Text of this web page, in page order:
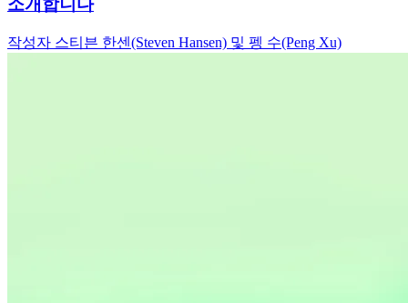
소개합니다
작성자 스티븐 한센(Steven Hansen) 및 펭 수(Peng Xu)